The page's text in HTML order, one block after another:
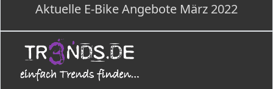
Aktuelle E-Bike Angebote März 2022